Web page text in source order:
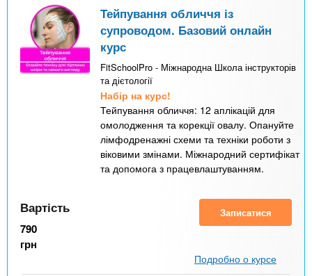
Тейпування обличчя із
супроводом. Базовий онлайн
курс
FitSchoolPro - Міжнародна Школа інструкторів
та дієтології
Набір на курс!
Тейпування обличчя: 12 аплікацій для
омолодження та корекції овалу. Опануйте
лімфодренажні схеми та техніки роботи з
віковими змінами. Міжнародний сертифікат
та допомога з працевлаштуванням.
Вартість
790
грн
Записатися
Подробно о курсе